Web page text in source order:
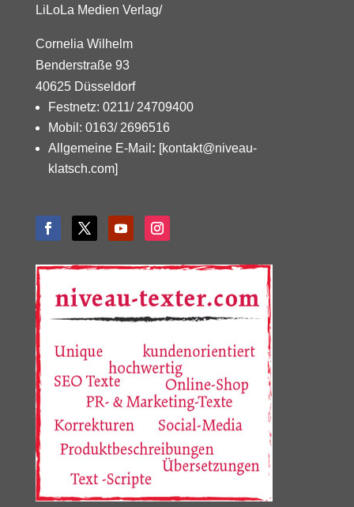
LiLoLa Medien Verlag/
Cornelia Wilhelm
Benderstraße 93
40625 Düsseldorf
Festnetz: 0211/ 24709400
Mobil: 0163/ 2696516
Allgemeine E-Mail : [kontakt@niveau-
klatsch.com]